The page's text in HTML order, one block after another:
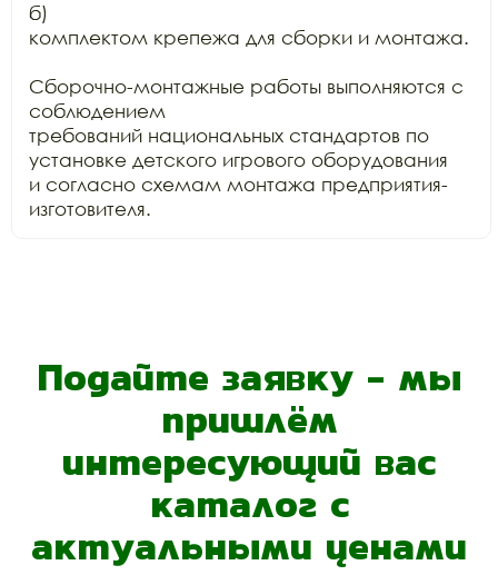
б)
комплектом крепежа для сборки и монтажа.
Сборочно-монтажные работы выполняются с
соблюдением
требований национальных стандартов по
установке детского игрового оборудования
и согласно схемам монтажа предприятия-
изготовителя.
Подайте заявку - мы
пришлём
интересующий вас
каталог с
актуальными ценами